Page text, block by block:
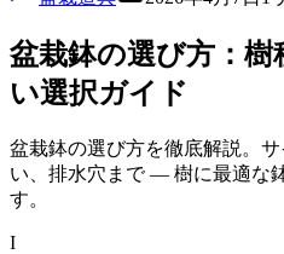
盆栽鉢の選び方：
い選択ガイド
盆栽鉢の選び方を徹底解説。
い、排水穴まで — 樹に最適な
す。
I